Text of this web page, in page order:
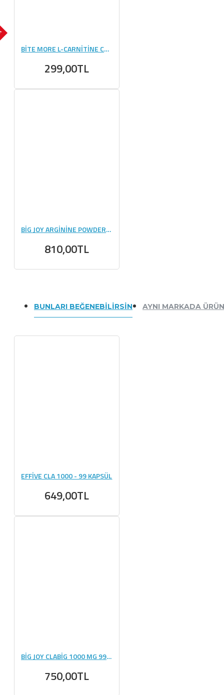
BİTE MORE L-CARNİTİNE COFFEE (12 GR) - 10 ADET
299,00TL
BİG JOY ARGİNİNE POWDER 500 GR
810,00TL
BUNLARI BEĞENEBILIRSIN AYNI MARKADA
EFFİVE CLA 1000 - 99 KAPSÜL
649,00TL
BİG JOY CLABİG 1000 MG 99 KAPSÜL
750,00TL